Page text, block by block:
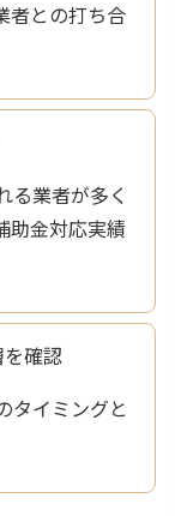
者との打ち合
る業者が多く
助金対応実績
確認
タイミングと